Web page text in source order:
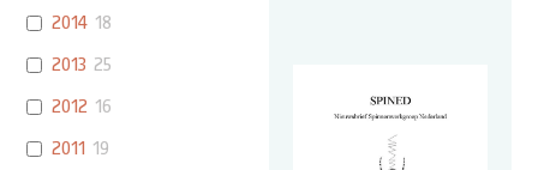
2014 18
2013 25
2012 16
2011 19